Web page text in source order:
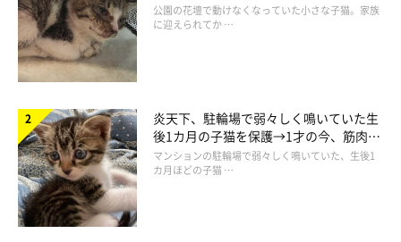
と“姉妹”のような関係に
公園の花壇で動けなくなっていた小さな子猫。家族
に迎えられてか …
炎天下、駐輪場で弱々しく鳴いていた生
後1カ月の子猫を保護→1才の今、筋肉質
でツンデレなコに成長
マンションの駐輪場で弱々しく鳴いていた、生後1
カ月ほどの子猫 …